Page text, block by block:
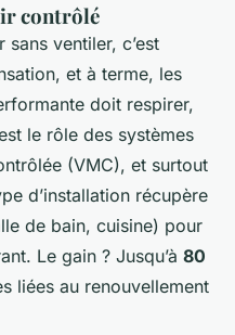
contrôlé
sans ventiler, c’est
et à terme, les
doit respirer,
le rôle des systèmes
(VMC), et surtout
d’installation récupère
de bain, cuisine) pour
Le gain ? Jusqu’à 80
liées au renouvellement